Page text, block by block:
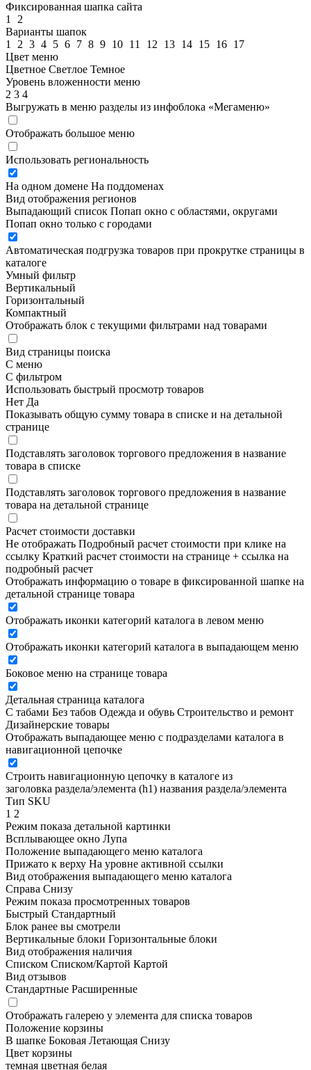
Фиксированная шапка сайта
1
2
Варианты шапок
1
2 3 4 5 6 7 8 9 10 11 12 13 14 15 16 17
Цвет меню
Цветное Светлое Темное
Уровень вложенности меню
2 3 4
Выгружать в меню разделы из инфоблока «Мегаменю»
Отображать большое меню
Использовать региональность
На одном домене На поддоменах
Вид отображения регионов
Выпадающий список Попап окно c областями, округами
Попап окно только с городами
Автоматическая подгрузка товаров при прокрутке страницы в
каталоге
Умный фильтр
Вертикальный
Горизонтальный
Компактный
Отображать блок с текущими фильтрами над товарами
Вид страницы поиска
С меню
С фильтром
Использовать быстрый просмотр товаров
Нет Да
Показывать общую сумму товара в списке и на детальной
странице
Подставлять заголовок торгового предложения в название
товара в списке
Подставлять заголовок торгового предложения в название
товара на детальной странице
Расчет стоимости доставки
Не отображать Подробный расчет стоимости при клике на
ссылку Краткий расчет стоимости на странице + ссылка на
подробный расчет
Отображать информацию о товаре в фиксированной шапке на
детальной странице товара
Отображать иконки категорий каталога в левом меню
Отображать иконки категорий каталога в выпадающем меню
Боковое меню на странице товара
Детальная страница каталога
С табами Без табов Одежда и обувь Строительство и ремонт
Дизайнерские товары
Отображать выпадающее меню с подразделами каталога в
навигационной цепочке
Строить навигационную цепочку в каталоге из
заголовка раздела/элемента (h1) названия раздела/элемента
Тип SKU
1 2
Режим показа детальной картинки
Всплывающее окно Лупа
Положение выпадающего меню каталога
Прижато к верху На уровне активной ссылки
Вид отображения выпадающего меню каталога
Справа Снизу
Режим показа просмотренных товаров
Быстрый Стандартный
Блок ранее вы смотрели
Вертикальные блоки Горизонтальные блоки
Вид отображения наличия
Списком Списком/Картой Картой
Вид отзывов
Стандартные Расширенные
Отображать галерею у элемента для списка товаров
Положение корзины
В шапке Боковая Летающая Снизу
Цвет корзины
темная цветная белая